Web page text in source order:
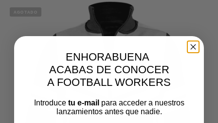
AGOTADO
ENHORABUENA
ACABAS DE CONOCER
A FOOTBALL WORKERS
Introduce tu e-mail para acceder a nuestros
lanzamientos antes que nadie.